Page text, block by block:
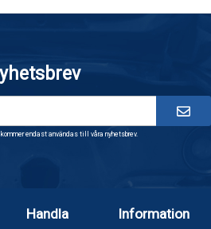
endast användas till våra nyhetsbrev.
Handla Information